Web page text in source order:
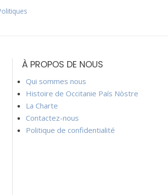
À PROPOS DE NOUS
Qui sommes nous
Histoire de Occitanie País Nòstre
La Charte
Contactez-nous
Politique de confidentialité